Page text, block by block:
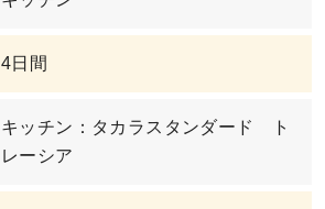
4日間
キッチン：タカラスタンダード ト
レーシア